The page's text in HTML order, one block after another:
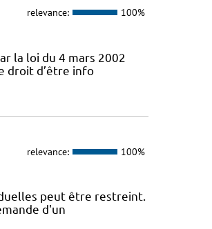
relevance: 100%
la loi du 4 mars 2002
droit d’être info
relevance: 100%
peut être restreint.
d'un